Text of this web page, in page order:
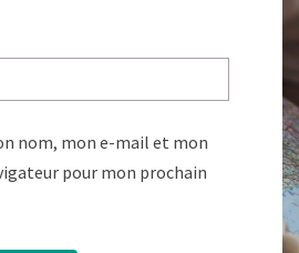
nom, mon e-mail et mon
pour mon prochain